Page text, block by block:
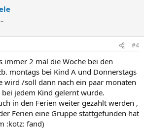
#4
immer 2 mal die Woche bei den
montags bei Kind A und Donnerstags
wird /soll dann nach ein paar monaten
jedem Kind gelernt wurde.
in den Ferien weiter gezahlt werden ,
Ferien eine Gruppe stattgefunden hat
:kotz: fand)